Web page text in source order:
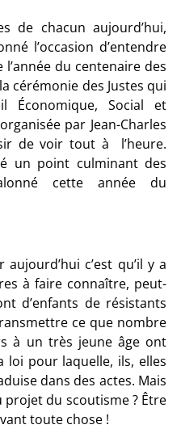
de chacun aujourd’hui,
l’occasion d’entendre
du centenaire des
cérémonie des Justes qui
Économique, Social et
par Jean-Charles
de voir tout à l’heure.
un point culminant des
cette année du
c’est qu’il y a
à faire connaître, peut-
d’enfants de résistants
ce que nombre
à un très jeune âge ont
loi pour laquelle, ils, elles
dans des actes. Mais
projet du scoutisme ? Être
toute chose !